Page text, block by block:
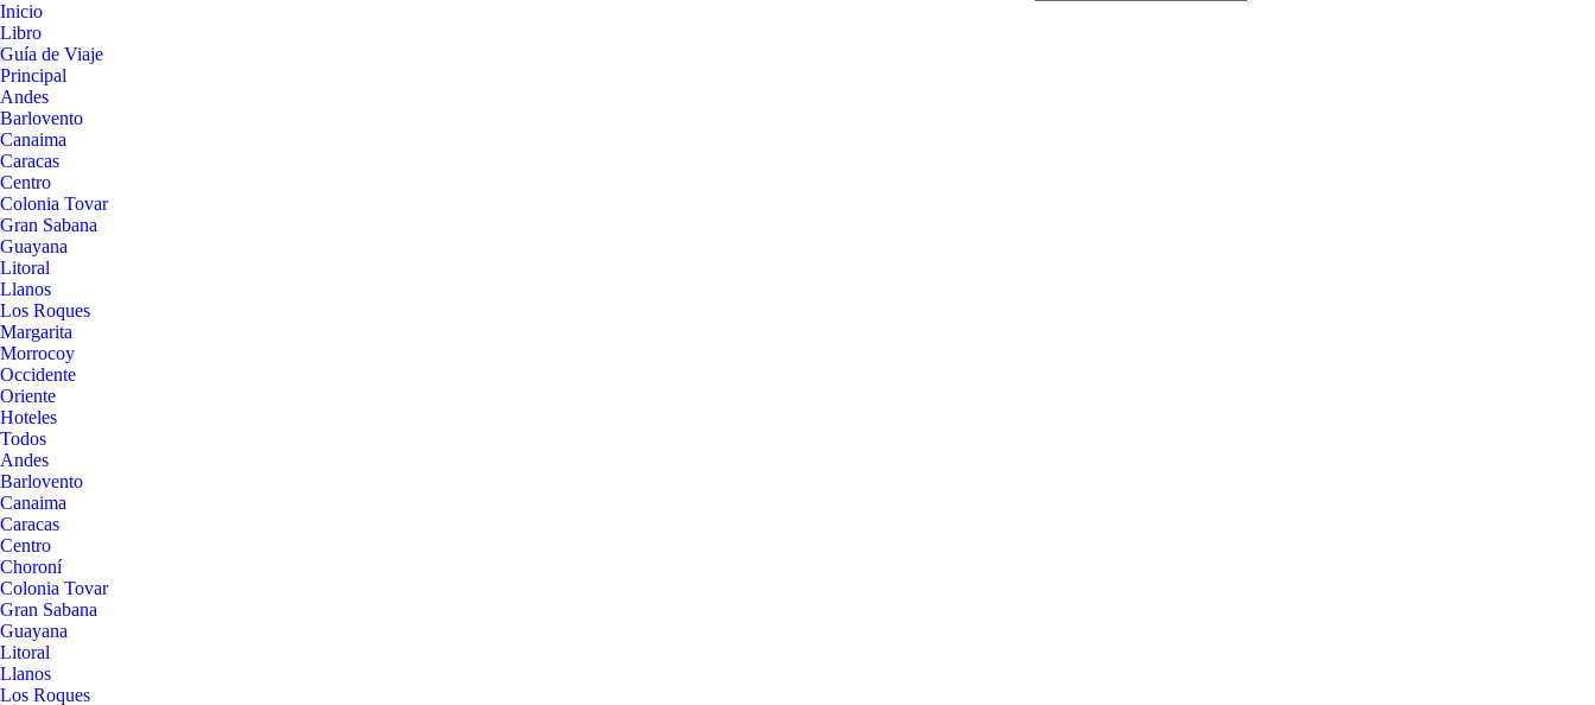
Inicio
Libro
Guía de Viaje
Principal
Andes
Barlovento
Canaima
Caracas
Centro
Colonia Tovar
Gran Sabana
Guayana
Litoral
Llanos
Los Roques
Margarita
Morrocoy
Occidente
Oriente
Hoteles
Todos
Andes
Barlovento
Canaima
Caracas
Centro
Choroní
Colonia Tovar
Gran Sabana
Guayana
Litoral
Llanos
Los Roques